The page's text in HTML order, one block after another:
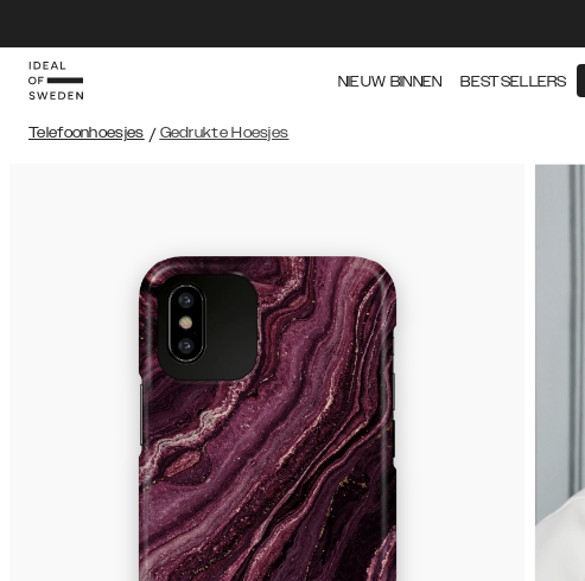
NIEUW BINNEN BESTSELLERS
Telefoonhoesjes / Gedrukte Hoesjes